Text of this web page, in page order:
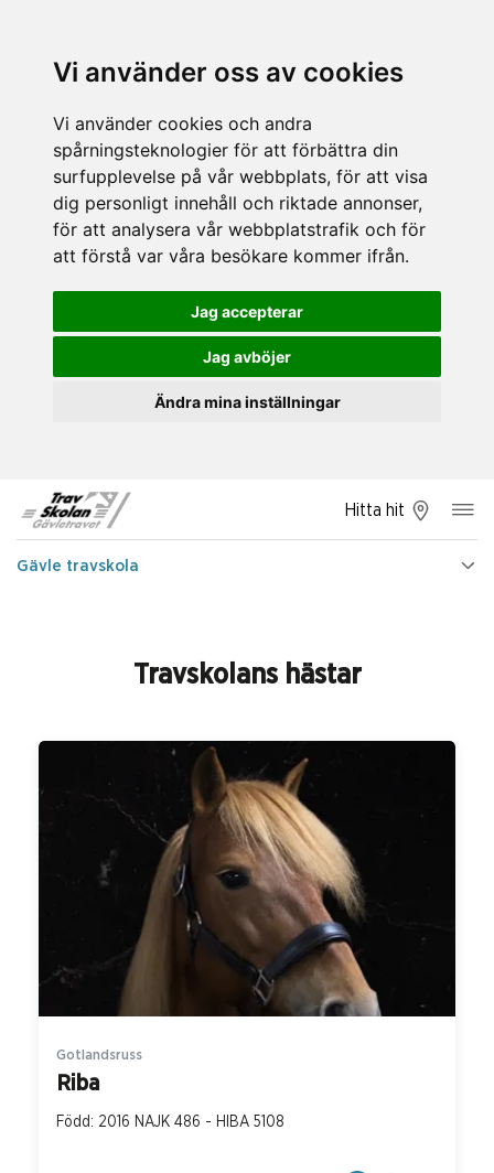
Vi använder oss av cookies
Vi använder cookies och andra
spårningsteknologier för att förbättra din
surfupplevelse på vår webbplats, för att visa
dig personligt innehåll och riktade annonser,
för att analysera vår webbplatstrafik och för
att förstå var våra besökare kommer ifrån.
Jag accepterar
Jag avböjer
Ändra mina inställningar
Hitta hit
Gävle travskola
Travskolans hästar
Gotlandsruss
Riba
Född: 2016 NAJK 486 - HIBA 5108